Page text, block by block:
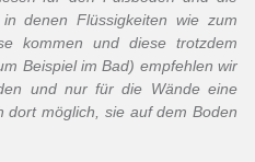
denen Flüssigkeiten wie zum
kommen und diese trotzdem
Beispiel im Bad) empfehlen wir
und nur für die Wände eine
dort möglich, sie auf dem Boden